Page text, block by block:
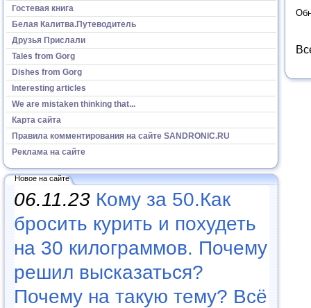
Гостевая книга
Белая Калитва.Путеводитель
Друзья Прислали
Tales from Gorg
Dishes from Gorg
Interesting articles
We are mistaken thinking that...
Карта сайта
Правила комментирования на сайте SANDRONIC.RU
Реклама на сайте
Новое на сайте
06.11.23 Кому за 50.Как
бросить курить и похудеть
на 30 килограммов. Почему
решил высказаться?
Почему на такую тему? Всё